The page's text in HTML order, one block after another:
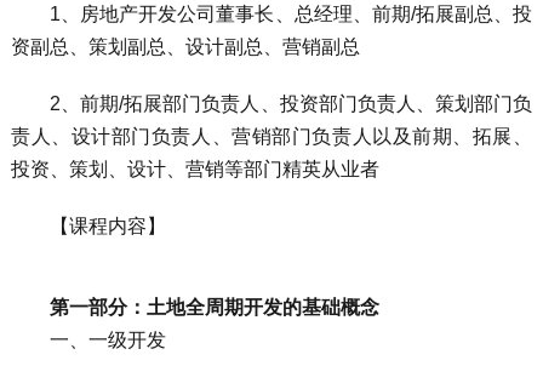
1、房地产开发公司董事长、总经理、前期/拓展副总、投
资副总、策划副总、设计副总、营销副总
2、前期/拓展部门负责人、投资部门负责人、策划部门负
责人、设计部门负责人、营销部门负责人以及前期、拓展、
投资、策划、设计、营销等部门精英从业者
【课程内容】
第一部分：土地全周期开发的基础概念
一、一级开发